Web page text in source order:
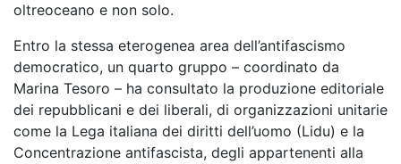
oltreoceano e non solo.
Entro la stessa eterogenea area dell’antifascismo
democratico, un quarto gruppo – coordinato da
Marina Tesoro – ha consultato la produzione editoriale
dei repubblicani e dei liberali, di organizzazioni unitarie
come la Lega italiana dei diritti dell’uomo (Lidu) e la
Concentrazione antifascista, degli appartenenti alla